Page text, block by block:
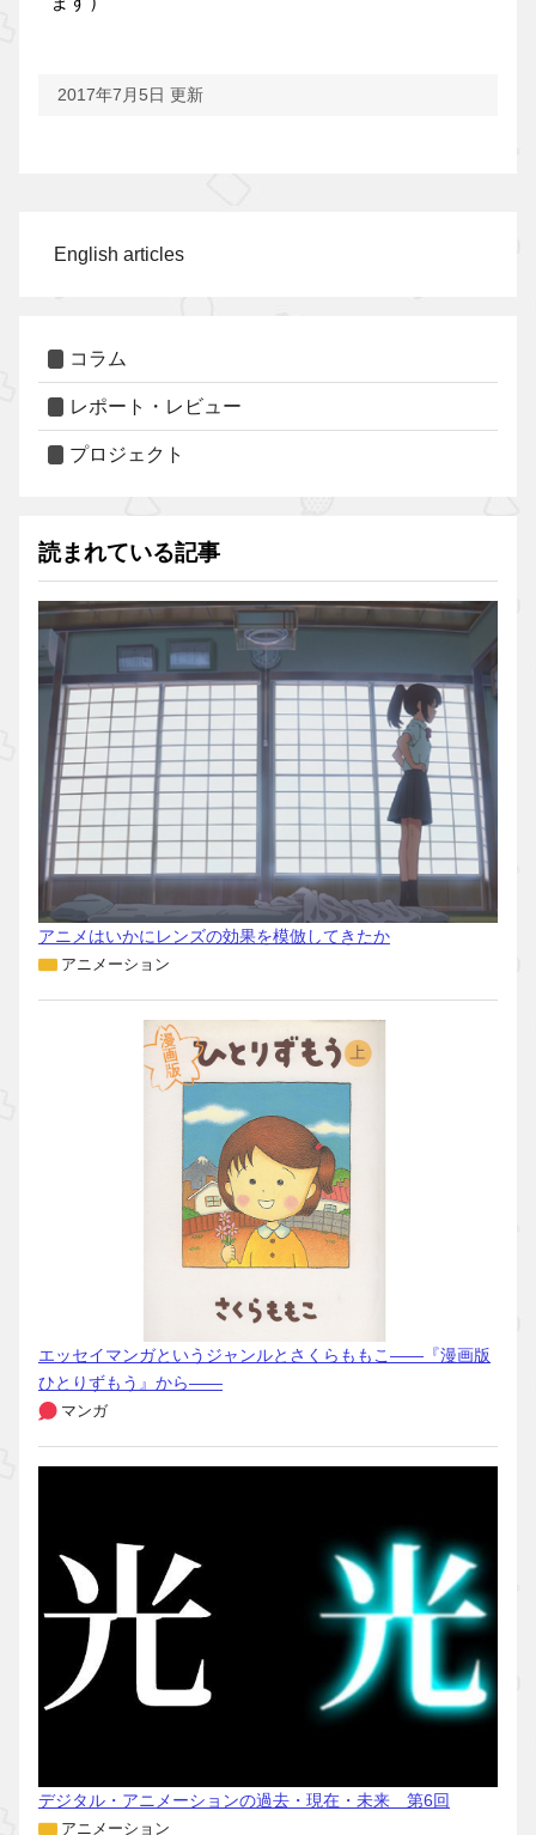
2017年7月5日 更新
English articles
コラム
レポート・レビュー
プロジェクト
読まれている記事
アニメはいかにレンズの効果を模倣してきたか
アニメーション
エッセイマンガというジャンルとさくらももこ――『漫画版
ひとりずもう』から――
マンガ
デジタル・アニメーションの過去・現在・未来 第6回
アニメーション